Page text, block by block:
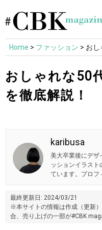
Home > ファッション > おし
おしゃれな50
を徹底解説！
karibusa
美大卒業後にデザ
ッションイラス
ています。プロ
最終更新日: 2024/03/21
※本サイトの情報は作成（更新
合、売り上げの一部が#CBK